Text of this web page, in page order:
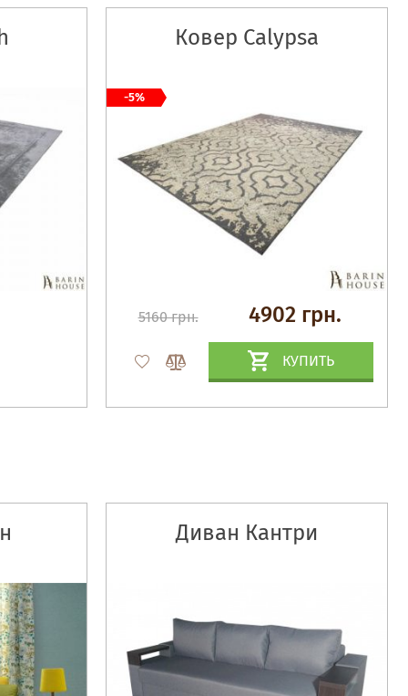
Ковер Calypsa
5160 грн. 4902 грн.
КУПИТЬ
-5%
Диван Кантри